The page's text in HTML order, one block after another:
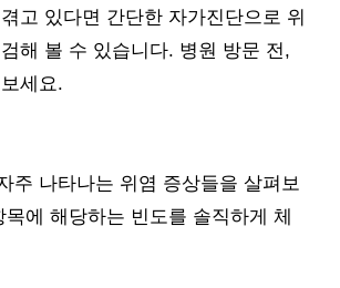
고 있다면 간단한 자가진단으로 위
해 볼 수 있습니다. 병원 방문 전,
세요.
주 나타나는 위염 증상들을 살펴보
에 해당하는 빈도를 솔직하게 체